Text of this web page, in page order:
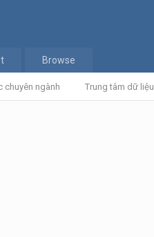
chuyên ngành Trung tâm dữ liệu
Browse